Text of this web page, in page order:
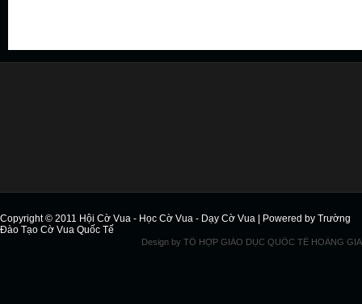
Copyright © 2011 Hội Cờ Vua - Học Cờ Vua - Dạy Cờ Vua | Powered by Trường
Đào Tạo Cờ Vua Quốc Tế
Design by TỔ HỢP GIÁO DỤC QUỐC TẾ HOÀNG GIA